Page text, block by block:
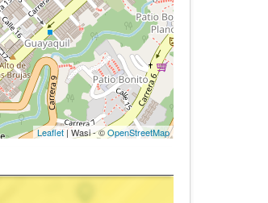
Leaflet| Wasi - ©OpenStreetMap